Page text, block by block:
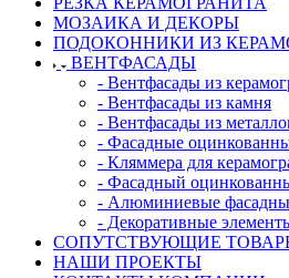
МОЗАИКА И ДЕКОРЫ
ПОДОКОННИКИ ИЗ
ВЕНТФАСАДЫ
- Вентфасады из
- Вентфасады из камня
- Вентфасады из
- Фасадные
- Кляммера для
- Фасадный
- Алюминиевые
- Декоративные
СОПУТСТВУЮЩИЕ
НАШИ ПРОЕКТЫ